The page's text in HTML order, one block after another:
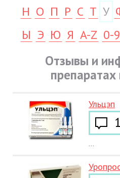
Н О П Р С Т У
Ы Э Ю Я A-Z 0-9
Отзывы и
препаратах
Ульцэп
1
...